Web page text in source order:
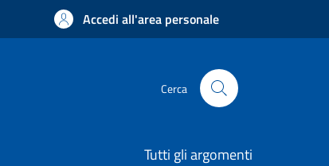
Accedi all'area personale
Cerca
Tutti gli argomenti